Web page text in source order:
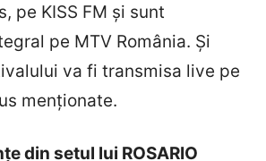
pe KISS FM și sunt
pe MTV România. Și
va fi transmisa live pe
menționate.
din setul lui ROSARIO